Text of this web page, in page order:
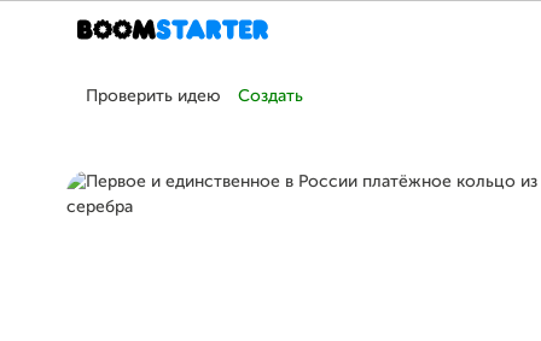
Проверить идею Создать